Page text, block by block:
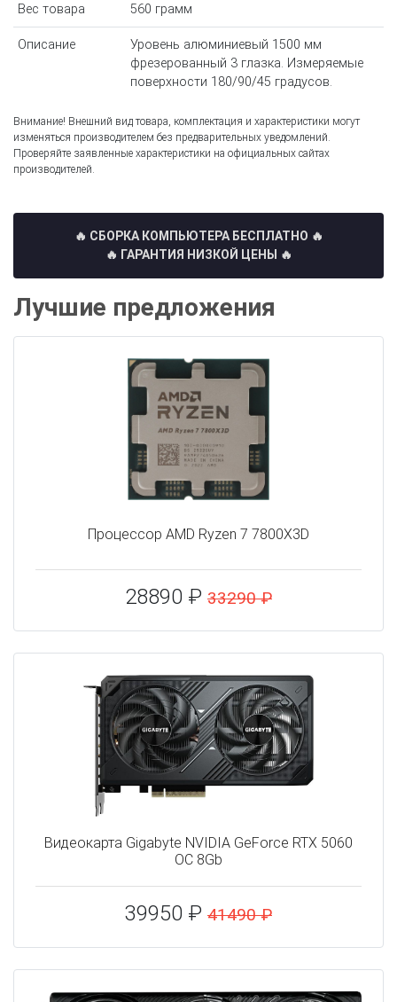
Вес товара 560 грамм
Описание
Уровень алюминиевый 1500 мм
фрезерованный 3 глазка. Измеряемые
поверхности 180/90/45 градусов.
Внимание! Внешний вид товара, комплектация и характеристики могут
изменяться производителем без предварительных уведомлений.
Проверяйте заявленные характеристики на официальных сайтах
производителей.
🔥 СБОРКА КОМПЬЮТЕРА БЕСПЛАТНО 🔥
🔥 ГАРАНТИЯ НИЗКОЙ ЦЕНЫ 🔥
Лучшие предложения
Процессор AMD Ryzen 7 7800X3D
28890 ₽ 33290 ₽
Видеокарта Gigabyte NVIDIA GeForce RTX 5060
OC 8Gb
39950 ₽ 41490 ₽